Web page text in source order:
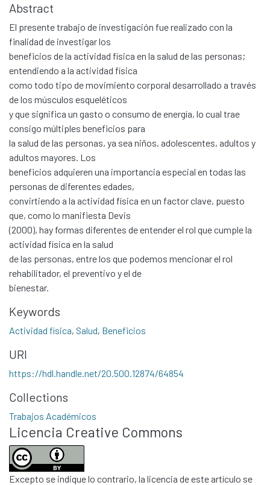
Statistics
Contacto
Abstract
El presente trabajo de investigación fue realizado con la
finalidad de investigar los
beneficios de la actividad física en la salud de las personas;
entendiendo a la actividad física
como todo tipo de movimiento corporal desarrollado a través
de los músculos esqueléticos
y que significa un gasto o consumo de energía, lo cual trae
consigo múltiples beneficios para
la salud de las personas, ya sea niños, adolescentes, adultos y
adultos mayores. Los
beneficios adquieren una importancia especial en todas las
personas de diferentes edades,
convirtiendo a la actividad física en un factor clave, puesto
que, como lo manifiesta Devis
(2000), hay formas diferentes de entender el rol que cumple la
actividad física en la salud
de las personas, entre los que podemos mencionar el rol
rehabilitador, el preventivo y el de
bienestar.
Keywords
Actividad física, Salud, Beneficios
URI
https://hdl.handle.net/20.500.12874/64854
Collections
Trabajos Académicos
Licencia Creative Commons
Excepto se indique lo contrario, la licencia de este artículo se